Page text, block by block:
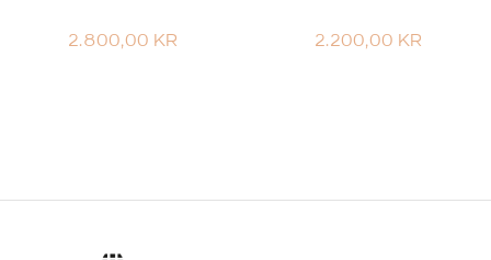
2.800,00 KR 2.200,00 KR